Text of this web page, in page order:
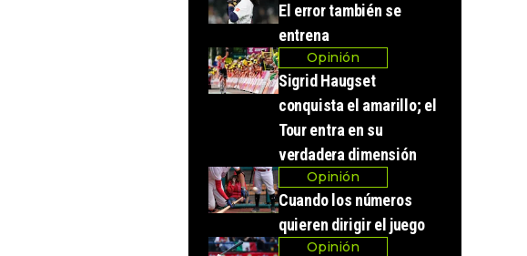
El error también se
entrena
Opinión
Sigrid Haugset
conquista el amarillo; el
Tour entra en su
verdadera dimensión
Opinión
Cuando los números
quieren dirigir el juego
Opinión